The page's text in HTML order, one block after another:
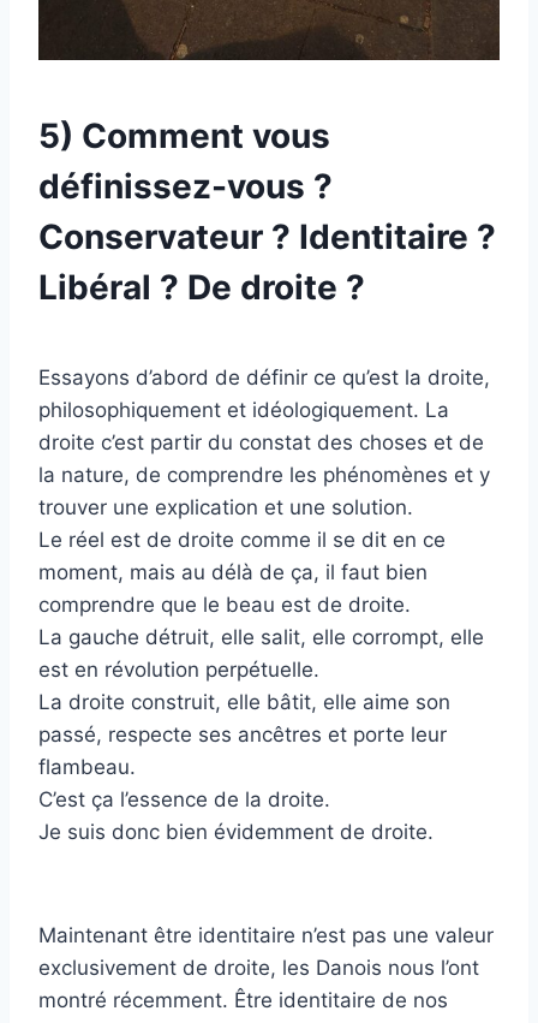
5) Comment vous
définissez-vous ?
Conservateur ? Identitaire ?
Libéral ? De droite ?
Essayons d’abord de définir ce qu’est la droite,
philosophiquement et idéologiquement. La
droite c’est partir du constat des choses et de
la nature, de comprendre les phénomènes et y
trouver une explication et une solution.
Le réel est de droite comme il se dit en ce
moment, mais au délà de ça, il faut bien
comprendre que le beau est de droite.
La gauche détruit, elle salit, elle corrompt, elle
est en révolution perpétuelle.
La droite construit, elle bâtit, elle aime son
passé, respecte ses ancêtres et porte leur
flambeau.
C’est ça l’essence de la droite.
Je suis donc bien évidemment de droite.
Maintenant être identitaire n’est pas une valeur
exclusivement de droite, les Danois nous l’ont
montré récemment. Être identitaire de nos